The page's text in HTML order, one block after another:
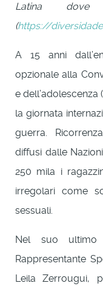
Latina
(https://
A 15 anni
opzionale alla
e dell’adolescenza
la giornata
guerra.
diffusi dalle
250 mila i
irregolari come
sessuali.
Nel suo
Rappresentante
Leila Zerrougui,